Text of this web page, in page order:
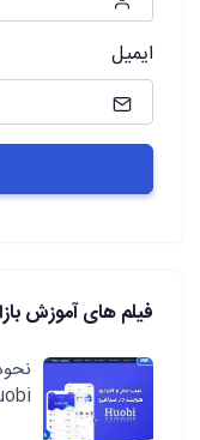
ایمیل
فیلم های آموزش